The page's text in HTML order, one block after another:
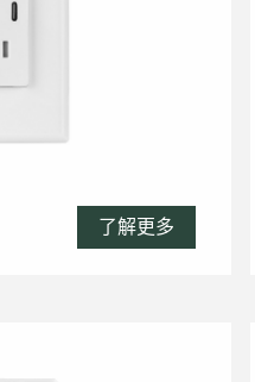
了解更多